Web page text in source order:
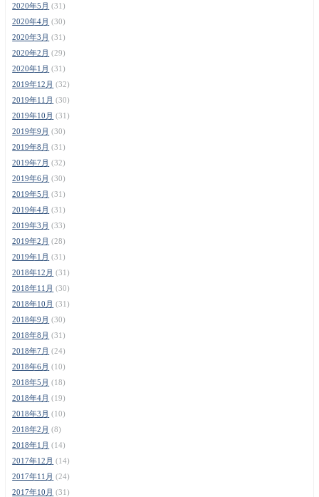
2020年5月 (31)
2020年4月 (30)
2020年3月 (31)
2020年2月 (29)
2020年1月 (31)
2019年12月 (32)
2019年11月 (30)
2019年10月 (31)
2019年9月 (30)
2019年8月 (31)
2019年7月 (32)
2019年6月 (30)
2019年5月 (31)
2019年4月 (31)
2019年3月 (33)
2019年2月 (28)
2019年1月 (31)
2018年12月 (31)
2018年11月 (30)
2018年10月 (31)
2018年9月 (30)
2018年8月 (31)
2018年7月 (24)
2018年6月 (10)
2018年5月 (18)
2018年4月 (19)
2018年3月 (10)
2018年2月 (8)
2018年1月 (14)
2017年12月 (14)
2017年11月 (24)
2017年10月 (31)